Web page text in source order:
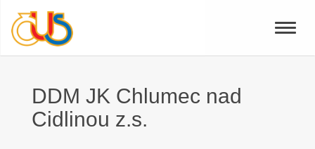
Toggle
DDM JK Chlumec nad
Cidlinou z.s.